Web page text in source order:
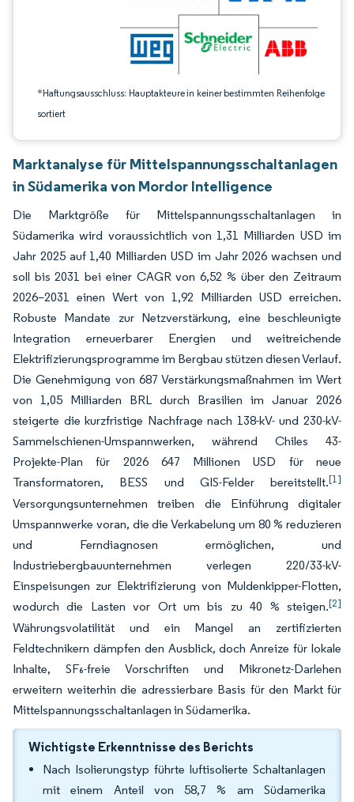
*Haftungsausschluss: Hauptakteure in keiner bestimmten Reihenfolge
sortiert
Marktanalyse für Mittelspannungsschaltanlagen
in Südamerika von Mordor Intelligence
Die Marktgröße für Mittelspannungsschaltanlagen in
Südamerika wird voraussichtlich von 1,31 Milliarden USD im
Jahr 2025 auf 1,40 Milliarden USD im Jahr 2026 wachsen und
soll bis 2031 bei einer CAGR von 6,52 % über den Zeitraum
2026–2031 einen Wert von 1,92 Milliarden USD erreichen.
Robuste Mandate zur Netzverstärkung, eine beschleunigte
Integration erneuerbarer Energien und weitreichende
Elektrifizierungsprogramme im Bergbau stützen diesen Verlauf.
Die Genehmigung von 687 Verstärkungsmaßnahmen im Wert
von 1,05 Milliarden BRL durch Brasilien im Januar 2026
steigerte die kurzfristige Nachfrage nach 138-kV- und 230-kV-
Sammelschienen-Umspannwerken, während Chiles 43-
Projekte-Plan für 2026 647 Millionen USD für neue
Transformatoren, BESS und GIS-Felder bereitstellt.[1]
Versorgungsunternehmen treiben die Einführung digitaler
Umspannwerke voran, die die Verkabelung um 80 % reduzieren
und Ferndiagnosen ermöglichen, und
Industriebergbauunternehmen verlegen 220/33-kV-
Einspeisungen zur Elektrifizierung von Muldenkipper-Flotten,
wodurch die Lasten vor Ort um bis zu 40 % steigen.[2]
Währungsvolatilität und ein Mangel an zertifizierten
Feldtechnikern dämpfen den Ausblick, doch Anreize für lokale
Inhalte, SF₆-freie Vorschriften und Mikronetz-Darlehen
erweitern weiterhin die adressierbare Basis für den Markt für
Mittelspannungsschaltanlagen in Südamerika.
Wichtigste Erkenntnisse des Berichts
Nach Isolierungstyp führte luftisolierte Schaltanlagen
mit einem Anteil von 58,7 % am Südamerika